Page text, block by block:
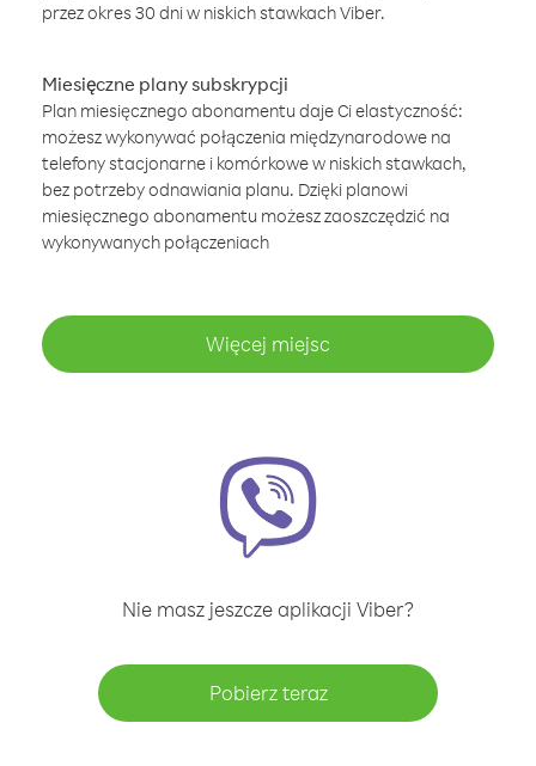
przez okres 30 dni w niskich stawkach Viber.
Miesięczne plany subskrypcji
Plan miesięcznego abonamentu daje Ci elastyczność:
możesz wykonywać połączenia międzynarodowe na
telefony stacjonarne i komórkowe w niskich stawkach,
bez potrzeby odnawiania planu. Dzięki planowi
miesięcznego abonamentu możesz zaoszczędzić na
wykonywanych połączeniach
Więcej miejsc
Nie masz jeszcze aplikacji Viber?
Pobierz teraz